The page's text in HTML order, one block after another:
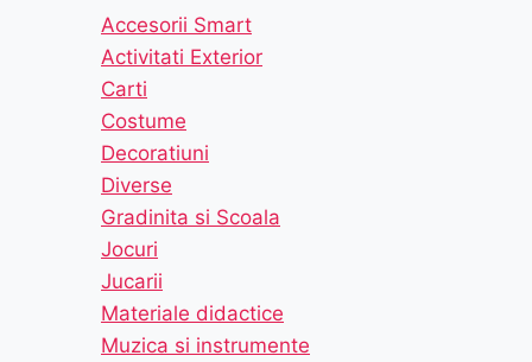
Accesorii Smart
Activitati Exterior
Carti
Costume
Decoratiuni
Diverse
Gradinita si Scoala
Jocuri
Jucarii
Materiale didactice
Muzica si instrumente